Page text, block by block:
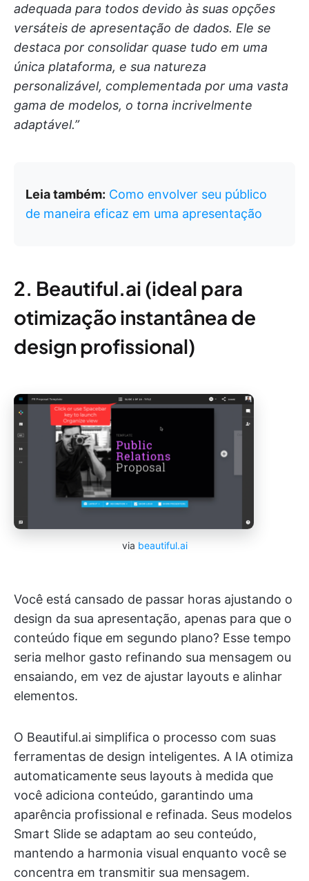
adequada para todos devido às suas opções
versáteis de apresentação de dados. Ele se
destaca por consolidar quase tudo em uma
única plataforma, e sua natureza
personalizável, complementada por uma vasta
gama de modelos, o torna incrivelmente
adaptável.”
Leia também: Como envolver seu público
de maneira eficaz em uma apresentação
2. Beautiful.ai (ideal para
otimização instantânea de
design profissional)
via beautiful.ai
Você está cansado de passar horas ajustando o
design da sua apresentação, apenas para que o
conteúdo fique em segundo plano? Esse tempo
seria melhor gasto refinando sua mensagem ou
ensaiando, em vez de ajustar layouts e alinhar
elementos.
O Beautiful.ai simplifica o processo com suas
ferramentas de design inteligentes. A IA otimiza
automaticamente seus layouts à medida que
você adiciona conteúdo, garantindo uma
aparência profissional e refinada. Seus modelos
Smart Slide se adaptam ao seu conteúdo,
mantendo a harmonia visual enquanto você se
concentra em transmitir sua mensagem.